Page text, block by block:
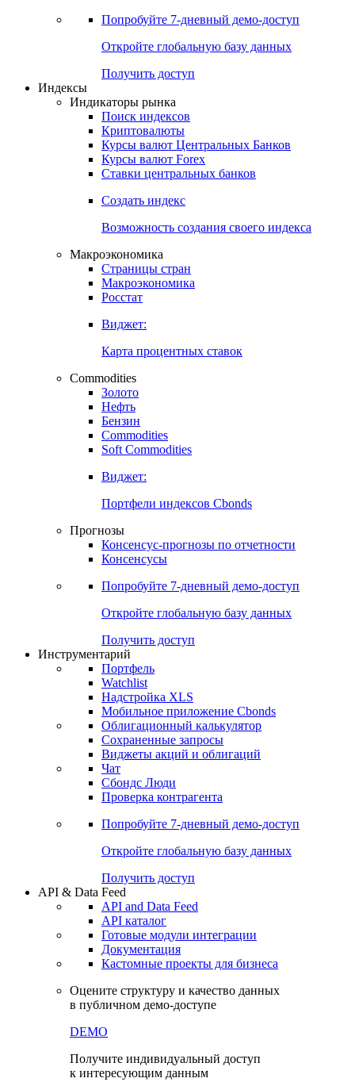
Попробуйте 7-дневный демо-доступ
Откройте глобальную базу данных
Получить доступ
Индексы
Индикаторы рынка
Поиск индексов
Криптовалюты
Курсы валют Центральных Банков
Курсы валют Forex
Ставки центральных банков
Создать индекс
Возможность создания своего индекса
Макроэкономика
Страницы стран
Макроэкономика
Росстат
Виджет:
Карта процентных ставок
Commodities
Золото
Нефть
Бензин
Commodities
Soft Commodities
Виджет:
Портфели индексов Cbonds
Прогнозы
Консенсус-прогнозы по отчетности
Консенсусы
Попробуйте 7-дневный демо-доступ
Откройте глобальную базу данных
Получить доступ
Инструментарий
Портфель
Watchlist
Надстройка XLS
Мобильное приложение Cbonds
Облигационный калькулятор
Сохраненные запросы
Виджеты акций и облигаций
Чат
Сбондс Люди
Проверка контрагента
Попробуйте 7-дневный демо-доступ
Откройте глобальную базу данных
Получить доступ
API & Data Feed
API and Data Feed
API каталог
Готовые модули интеграции
Документация
Кастомные проекты для бизнеса
Оцените структуру и качество данных
в публичном демо-доступе
DEMO
Получите индивидуальный доступ
к интересующим данным